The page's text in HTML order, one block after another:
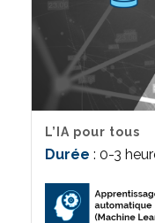
L’IA pour tous
Durée : 0-3